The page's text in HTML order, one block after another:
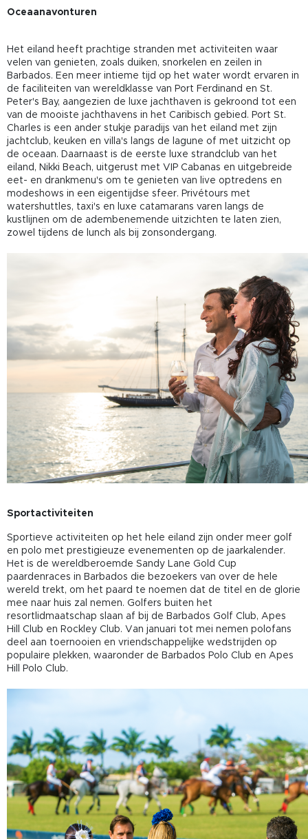
Oceaanavonturen
Het eiland heeft prachtige stranden met activiteiten waar
velen van genieten, zoals duiken, snorkelen en zeilen in
Barbados. Een meer intieme tijd op het water wordt ervaren in
de faciliteiten van wereldklasse van Port Ferdinand en St.
Peter's Bay, aangezien de luxe jachthaven is gekroond tot een
van de mooiste jachthavens in het Caribisch gebied. Port St.
Charles is een ander stukje paradijs van het eiland met zijn
jachtclub, keuken en villa's langs de lagune of met uitzicht op
de oceaan. Daarnaast is de eerste luxe strandclub van het
eiland, Nikki Beach, uitgerust met VIP Cabanas en uitgebreide
eet- en drankmenu's om te genieten van live optredens en
modeshows in een eigentijdse sfeer. Privétours met
watershuttles, taxi's en luxe catamarans varen langs de
kustlijnen om de adembenemende uitzichten te laten zien,
zowel tijdens de lunch als bij zonsondergang.
Sportactiviteiten
Sportieve activiteiten op het hele eiland zijn onder meer golf
en polo met prestigieuze evenementen op de jaarkalender.
Het is de wereldberoemde Sandy Lane Gold Cup
paardenraces in Barbados die bezoekers van over de hele
wereld trekt, om het paard te noemen dat de titel en de glorie
mee naar huis zal nemen. Golfers buiten het
resortlidmaatschap slaan af bij de Barbados Golf Club, Apes
Hill Club en Rockley Club. Van januari tot mei nemen polofans
deel aan toernooien en vriendschappelijke wedstrijden op
populaire plekken, waaronder de Barbados Polo Club en Apes
Hill Polo Club.